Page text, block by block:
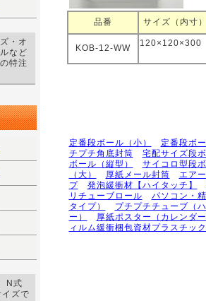
品番 サイズ（内寸
KOB-12-WW
定番段ボール（小） 定番段ボ
チプチ角底封筒
宅配サイズ段
ボール（縦型）
サイコロ型段
（大）
厚紙メール封筒 エア
プ
発泡緩衝材【ハイタッチ】
リチューブロール
パソコン・
タイプ）
プチプチチューブ（ハ
ー）
厚紙ポスター（カレンダ
ィルム緩衝梱包資材プラスチッ
・オ
など
特注
N式
ズで